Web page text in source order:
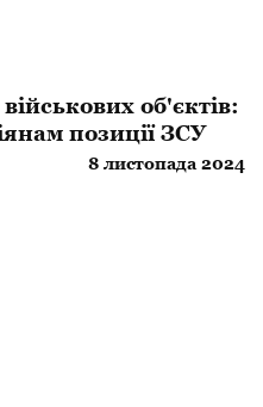
об'єктів:
позиції ЗСУ
8 листопада 2024